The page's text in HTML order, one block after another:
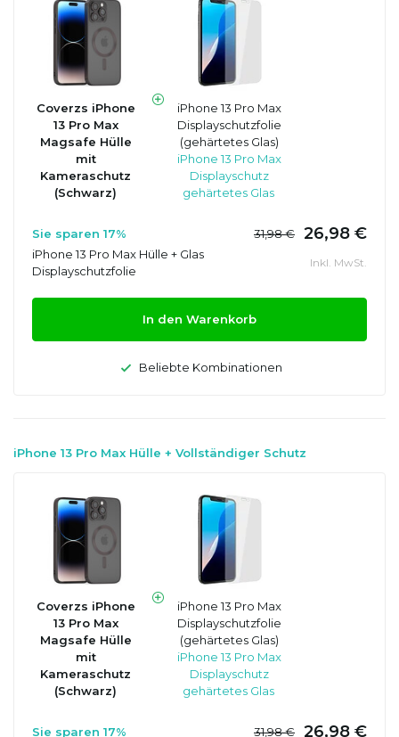
Coverzs iPhone
13 Pro Max
Magsafe Hülle
mit
Kameraschutz
(Schwarz)
iPhone 13 Pro Max
Displayschutzfolie
(gehärtetes Glas)
iPhone 13 Pro Max
Displayschutz
gehärtetes Glas
Sie sparen 17% 31,98 € 26,98 €
iPhone 13 Pro Max Hülle + Glas
Displayschutzfolie
Inkl. MwSt.
In den Warenkorb
Beliebte Kombinationen
iPhone 13 Pro Max Hülle + Vollständiger Schutz
Coverzs iPhone
13 Pro Max
Magsafe Hülle
mit
Kameraschutz
(Schwarz)
iPhone 13 Pro Max
Displayschutzfolie
(gehärtetes Glas)
iPhone 13 Pro Max
Displayschutz
gehärtetes Glas
Sie sparen 17% 31,98 € 26,98 €